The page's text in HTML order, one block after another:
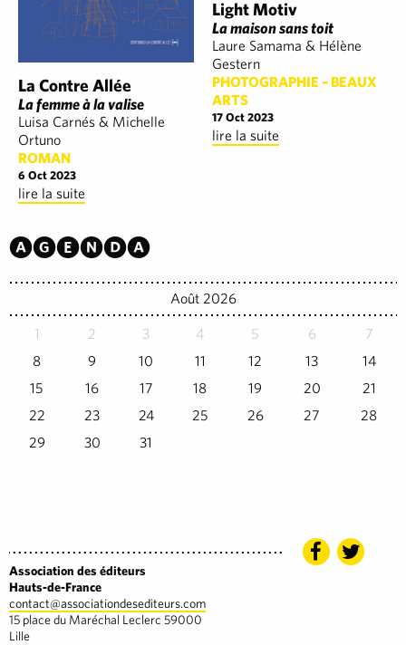
La Contre Allée
La femme à la valise
Luisa Carnés & Michelle
Ortuno
ROMAN
6 Oct 2023
lire la suite
Light Motiv
La maison sans toit
Laure Samama & Hélène
Gestern
PHOTOGRAPHIE – BEAUX
ARTS
17 Oct 2023
lire la suite
Agenda
Août 2026
1 2 3 4 5 6
7
8
9 10 11 12 13
14
15
16 17 18 19 20
21
22
23 24 25 26 27
28
29
30 31
Association des éditeurs
Hauts-de-France
contact@associationdesediteurs.com
15 place du Maréchal Leclerc 59000
Lille